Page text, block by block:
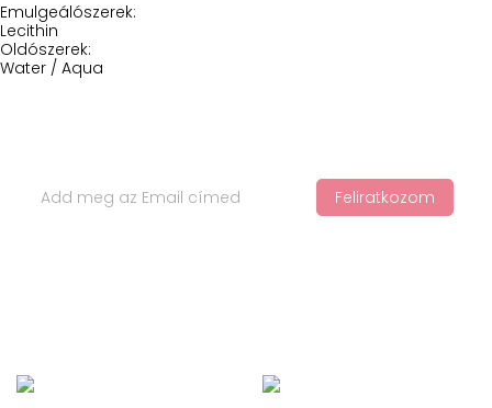
Emulgeálószerek:
Lecithin
Oldószerek:
Water / Aqua
Feliratkozom